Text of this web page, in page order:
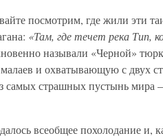
посмотрим, где жили эти
«Там, где течет река Тип,
называли «Черной»
и охватывающую с двух
самых страшных пустынь
всеобщее похолодание и,